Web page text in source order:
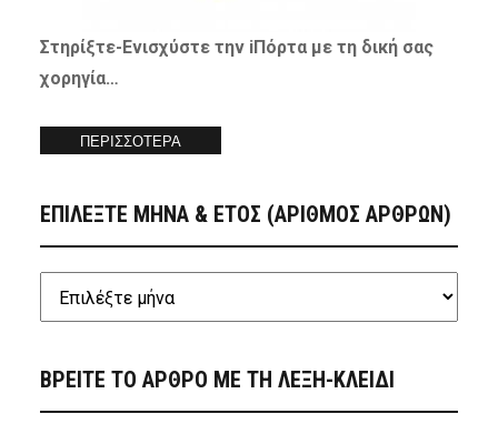
Στηρίξτε-Ενισχύστετην iΠόρτα με τη δική σας
χορηγία…
ΠΕΡΙΣΣΟΤΕΡΑ
ΕΠΙΛΕΞΤΕ ΜΗΝΑ & ΕΤΟΣ (ΑΡΙΘΜΟΣ ΑΡΘΡΩΝ)
ΒΡΕΙΤΕ ΤΟ ΑΡΘΡΟ ΜΕ ΤΗ ΛΕΞΗ-ΚΛΕΙΔΙ